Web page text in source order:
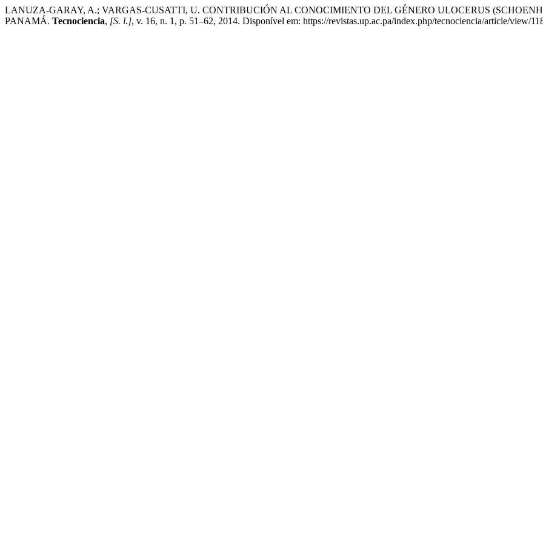
LANUZA-GARAY, A.; VARGAS-CUSATTI, U. CONTRIBUCIÓN AL CONOCIMIENTO DEL GÉNERO ULOCERUS
PANAMÁ. Tecnociencia, [S. l.], v. 16, n. 1, p. 51–62, 2014. Disponível em: https://revistas.up.ac.pa/index.php/tecnociencia/article/view/